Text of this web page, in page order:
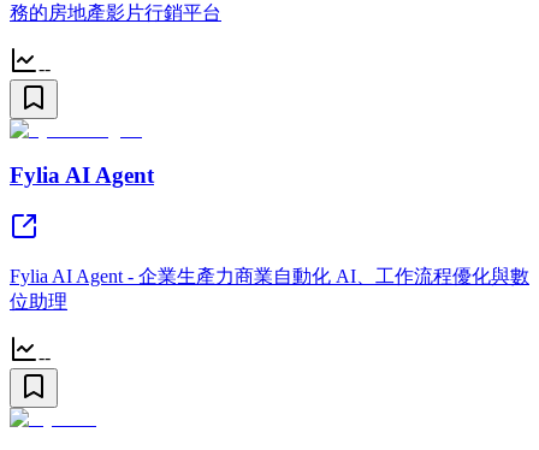
務的房地產影片行銷平台
--
Fylia AI Agent
Fylia AI Agent - 企業生產力商業自動化 AI、工作流程優化與數
位助理
--